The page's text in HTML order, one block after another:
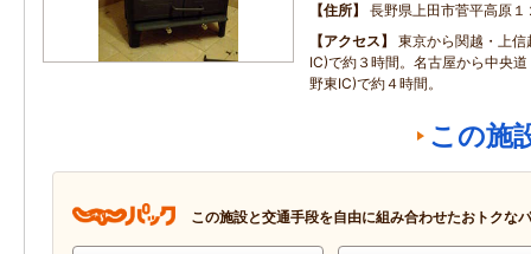
住所
長野県上田市菅平高原
アクセス
東京から関越・上
IC)で約３時間。名古屋から中央
野東IC)で約４時間。
この施
この施設と交通手段を自由に組み合わせたおトクな